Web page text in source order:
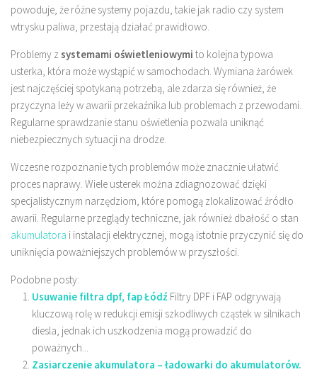
powoduje, że różne systemy pojazdu, takie jak radio czy system
wtrysku paliwa, przestają działać prawidłowo.
Problemy z systemami oświetleniowymi to kolejna typowa
usterka, która może wystąpić w samochodach. Wymiana żarówek
jest najczęściej spotykaną potrzebą, ale zdarza się również, że
przyczyna leży w awarii przekaźnika lub problemach z przewodami.
Regularne sprawdzanie stanu oświetlenia pozwala uniknąć
niebezpiecznych sytuacji na drodze.
Wczesne rozpoznanie tych problemów może znacznie ułatwić
proces naprawy. Wiele usterek można zdiagnozować dzięki
specjalistycznym narzędziom, które pomogą zlokalizować źródło
awarii. Regularne przeglądy techniczne, jak również dbałość o stan
akumulatora i instalacji elektrycznej, mogą istotnie przyczynić się do
uniknięcia poważniejszych problemów w przyszłości.
Podobne posty:
Usuwanie filtra dpf, fap Łódź Filtry DPF i FAP odgrywają
kluczową rolę w redukcji emisji szkodliwych cząstek w silnikach
diesla, jednak ich uszkodzenia mogą prowadzić do
poważnych...
Zasiarczenie akumulatora – ładowarki do akumulatorów.